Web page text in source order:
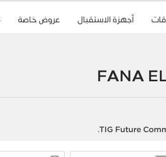
أجهزة الاستقبال عروض خاصة
FANA
TIG Future